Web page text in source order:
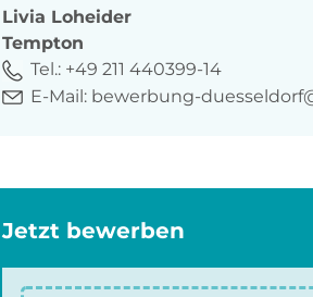
Livia Loheider
Tempton
Tel.: +49 211 440399-14
E-Mail: bewerbung-
Jetzt bewerben